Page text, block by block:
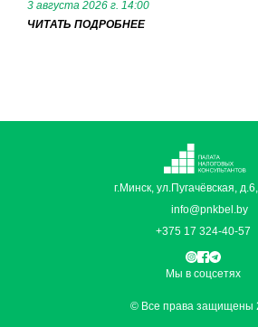
3 августа 2026 г. 14:00
ЧИТАТЬ ПОДРОБНЕЕ
г.Минск, ул.Пугачёвская,
info@pnkbel.by
+375 17 324-40-57
Мы в соцсетях
© Все права защищены